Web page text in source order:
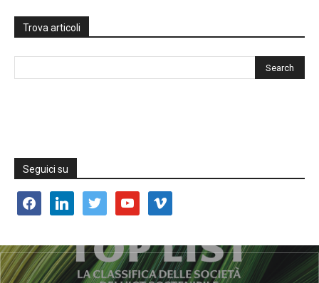
Trova articoli
Seguici su
facebooklinkedin twitter youtube vimeo